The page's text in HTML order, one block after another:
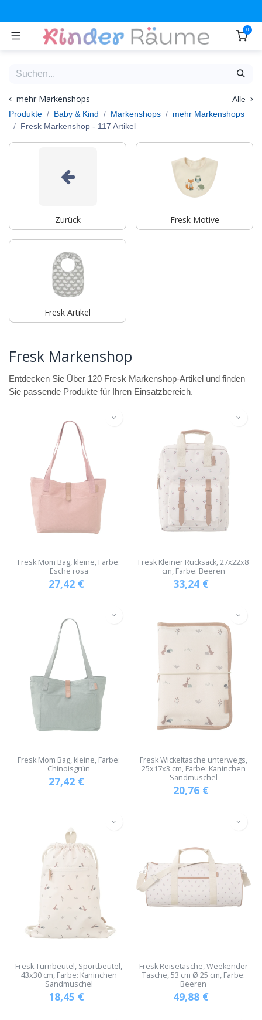
0
mehr Markenshops
Alle
Produkte
Baby & Kind Markenshops
mehr Markenshops
Fresk Markenshop - 117 Artikel
Zurück Fresk Motive
Fresk Artikel
Fresk Markenshop
Entdecken Sie Über 120 Fresk Markenshop-Artikel und finden
Sie passende Produkte für Ihren Einsatzbereich.
Fresk Mom Bag, kleine, Farbe:
Esche rosa
27,42 €
Fresk Kleiner Rücksack, 27x22x8
cm, Farbe: Beeren
33,24 €
Fresk Mom Bag, kleine, Farbe:
Chinoisgrün
27,42 €
Fresk Wickeltasche unterwegs,
25x17x3 cm, Farbe: Kaninchen
Sandmuschel
20,76 €
Fresk Turnbeutel, Sportbeutel,
43x30 cm, Farbe: Kaninchen
Sandmuschel
18,45 €
Fresk Reisetasche, Weekender
Tasche, 53 cm Ø 25 cm, Farbe:
Beeren
49,88 €